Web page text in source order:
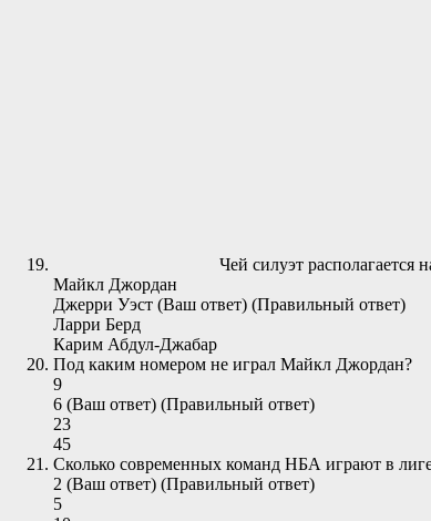
Чей силуэт располагается
Майкл Джордан
Джерри Уэст (Ваш ответ) (Правильный ответ)
Ларри Берд
Карим Абдул-Джабар
Под каким номером не играл Майкл Джордан?
9
6 (Ваш ответ) (Правильный ответ)
23
45
Сколько современных команд НБА играют в
2 (Ваш ответ) (Правильный ответ)
5